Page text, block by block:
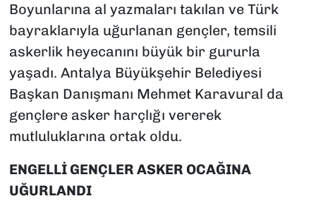
Boyunlarına al yazmaları takılan ve Türk
bayraklarıyla uğurlanan gençler, temsili
askerlik heyecanını büyük bir gururla
yaşadı. Antalya Büyükşehir Belediyesi
Başkan Danışmanı Mehmet Karavural da
gençlere asker harçlığı vererek
mutluluklarına ortak oldu.
ENGELLİ GENÇLER ASKER OCAĞINA
UĞURLANDI